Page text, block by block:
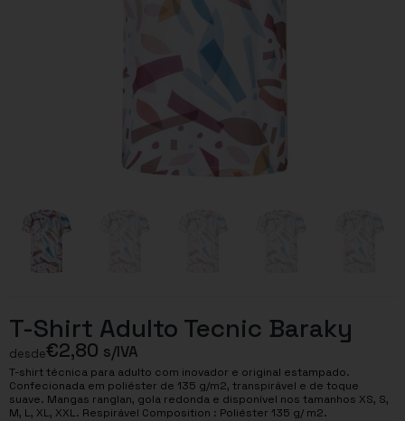
T-Shirt Adulto Tecnic Baraky
desde€2,80 s/IVA
T-shirt técnica para adulto com inovador e original estampado.
Confecionada em poliéster de 135 g/m2, transpirável e de toque
suave. Mangas ranglan, gola redonda e disponível nos tamanhos XS, S,
M, L, XL, XXL. Respirável Composition : Poliéster 135 g/ m2.